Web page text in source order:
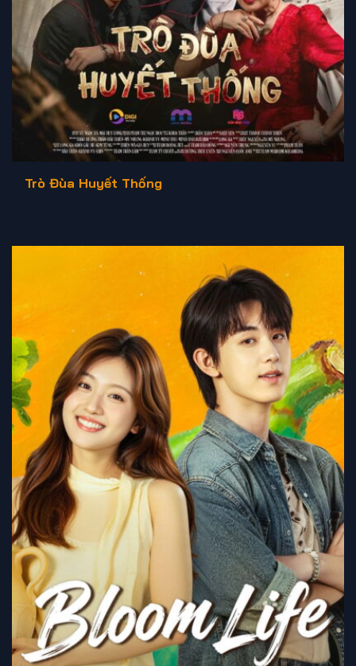
Trò Đùa Huyết Thống